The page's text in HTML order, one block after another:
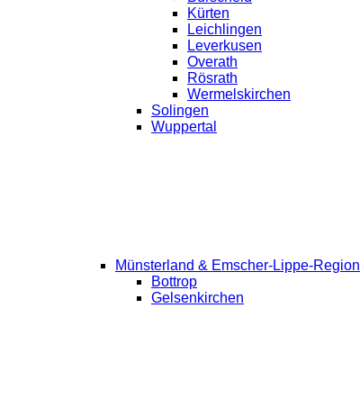
Kürten
Leichlingen
Leverkusen
Overath
Rösrath
Wermelskirchen
Solingen
Wuppertal
Münsterland & Emscher-Lippe-Region
Bottrop
Gelsenkirchen